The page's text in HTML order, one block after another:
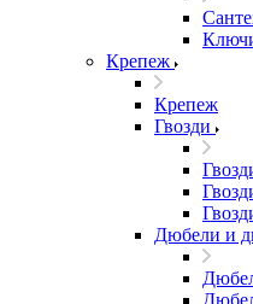
Крепеж
Крепеж
Гвозди
Дюбели и